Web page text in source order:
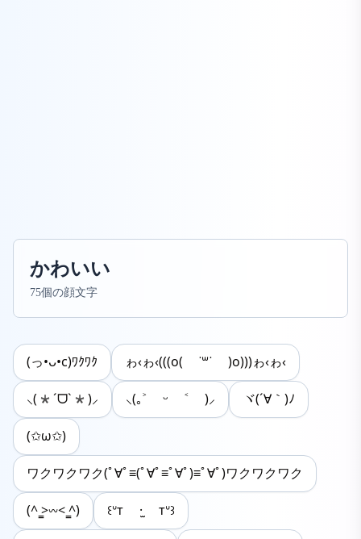
かわいい
75個の顔文字
(っ•ᴗ•c)ﾜｸﾜｸ ゎ‹ゎ‹(((o( ˙꒳​˙ )o)))ゎ‹ゎ‹
⸜(*ˊᗜˋ*)⸝ ⸜(｡˃ ᵕ ˂ )⸝ ヾ(´∀｀)ﾉ
(✩ω✩)
ワクワクワク(ﾟ∀ﾟ≡(ﾟ∀ﾟ≡ﾟ∀ﾟ)≡ﾟ∀ﾟ)ワクワクワク
(^ ̳>𖥦< ̳^) ꒰ᐡт ·̫ тᐡ꒱